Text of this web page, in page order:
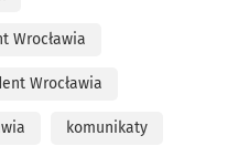
Wrocławia
Wrocławia
komunikaty